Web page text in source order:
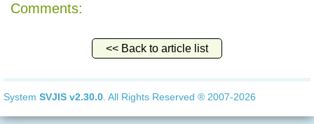
Comments:
<< Back to article list
System SVJIS v2.30.0. All Rights Reserved ® 2007-2026